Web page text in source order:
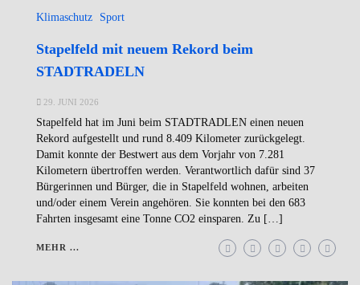
Klimaschutz Sport
Stapelfeld mit neuem Rekord beim
STADTRADELN
29. JUNI 2026
Stapelfeld hat im Juni beim STADTRADLEN einen neuen
Rekord aufgestellt und rund 8.409 Kilometer zurückgelegt.
Damit konnte der Bestwert aus dem Vorjahr von 7.281
Kilometern übertroffen werden. Verantwortlich dafür sind 37
Bürgerinnen und Bürger, die in Stapelfeld wohnen, arbeiten
und/oder einem Verein angehören. Sie konnten bei den 683
Fahrten insgesamt eine Tonne CO2 einsparen. Zu […]
MEHR ...